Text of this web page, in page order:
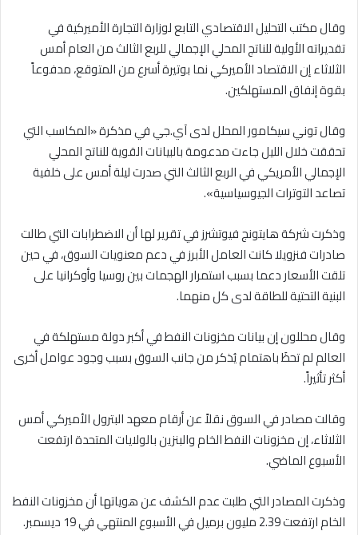
وقال مكتب التحليل الاقتصادي التابع لوزارة التجارة الأميركية في
تقديراته الأولية للناتج المحلي الإجمالي للربع الثالث من العام أمس
الثلاثاء إن الاقتصاد الأميركي نما بوتيرة أسرع من المتوقع، مدفوعاً
بقوة إنفاق المستهلكين.
وقال توني سيكامور المحلل لدى آي.جي في مذكرة «المكاسب التي
تحققت خلال الليل جاءت مدعومة بالبيانات القوية للناتج المحلي
الإجمالي الأمريكي في الربع الثالث التي صدرت ليلة أمس على خلفية
تصاعد التوترات الجيوسياسية».
وذكرت شركة هايتونج فيوتشرز في تقرير لها أن الاضطرابات التي طالت
صادرات فنزويلا كانت العامل الأبرز في دعم معنويات السوق، في حين
تلقت الأسعار دعما بسبب استمرار الهجمات بين روسيا وأوكرانيا على
البنية التحتية للطاقة لدى كل منهما.
وقال محللون إن بيانات مخزونات النفط في أكبر دولة مستهلكة في
العالم لم تحظَ باهتمام يُذكر من جانب السوق بسبب وجود عوامل أخرى
أكثر تأثيراً.
وقالت مصادر في السوق نقلاً عن أرقام معهد البترول الأميركي أمس
الثلاثاء، إن مخزونات النفط الخام والبنزين بالولايات المتحدة ارتفعت
الأسبوع الماضي.
وذكرت المصادر التي طلبت عدم الكشف عن هوياتها أن مخزونات النفط
الخام ارتفعت 2.39 مليون برميل في الأسبوع المنتهي في 19 ديسمبر.